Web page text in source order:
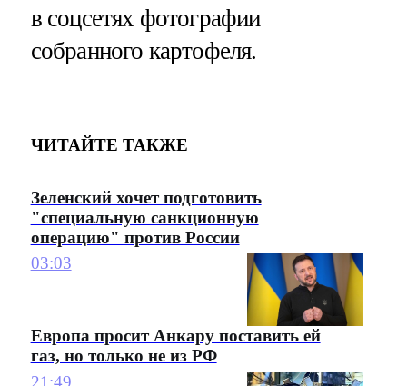
в соцсетях фотографии
собранного картофеля.
ЧИТАЙТЕ ТАКЖЕ
Зеленский хочет подготовить
"специальную санкционную
операцию" против России
03:03
Европа просит Анкару поставить ей
газ, но только не из РФ
21:49